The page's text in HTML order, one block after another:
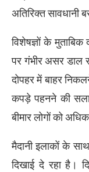
अतिरिक्त सावधानी
विशेषज्ञों के
पर गंभीर असर डाल
दोपहर में बाहर
कपड़े पहनने की
बीमार लोगों को
मैदानी इलाकों के
दिखाई दे रहा है।